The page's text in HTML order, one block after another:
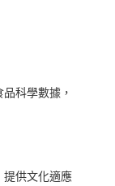
科學數據，
提供文化適應